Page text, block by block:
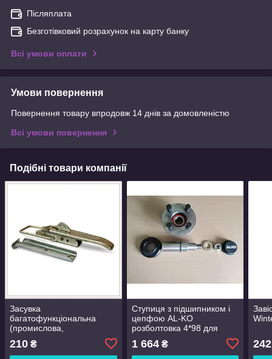
Післяплата
Безготівковий розрахунок на карту банку
Всі умови оплати
Умови повернення
Повернення товару впродовж 14 днів за домовленістю
Всі умови повернення
Подібні товари компанії
Засувка
багатофункціональна
(промислова,
210 ₴
Ступиця з підшипником і
цепфою AL-KO
розболтовка 4*98 для
1 664₴ 242